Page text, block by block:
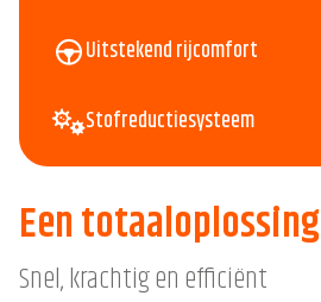
Uitstekend rijcomfort
Stofreductiesysteem
Een totaaloplossing
Snel, krachtig en efficiënt